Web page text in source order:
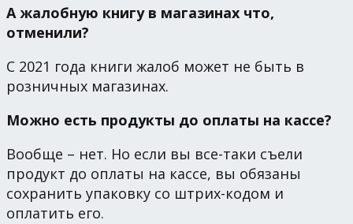
А жалобную книгу в магазинах что,
отменили?
С 2021 года книги жалоб может не быть в
розничных магазинах.
Можно есть продукты до оплаты на кассе?
Вообще – нет. Но если вы все-таки съели
продукт до оплаты на кассе, вы обязаны
сохранить упаковку со штрих-кодом и
оплатить его.